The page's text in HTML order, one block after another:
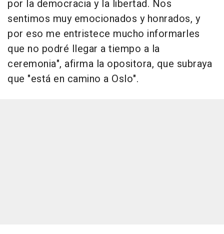
por la democracia y la libertad. Nos
sentimos muy emocionados y honrados, y
por eso me entristece mucho informarles
que no podré llegar a tiempo a la
ceremonia", afirma la opositora, que subraya
que "está en camino a Oslo".